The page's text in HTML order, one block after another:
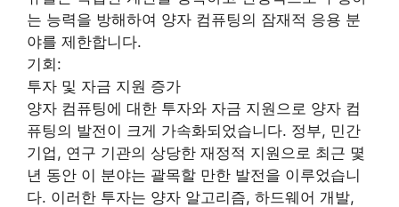
는 능력을 방해하여 양자 컴퓨팅의 잠재적 응용 분
야를 제한합니다.
기회:
투자 및 자금 지원 증가
양자 컴퓨팅에 대한 투자와 자금 지원으로 양자 컴
퓨팅의 발전이 크게 가속화되었습니다. 정부, 민간
기업, 연구 기관의 상당한 재정적 지원으로 최근 몇
년 동안 이 분야는 괄목할 만한 발전을 이루었습니
다. 이러한 투자는 양자 알고리즘, 하드웨어 개발,